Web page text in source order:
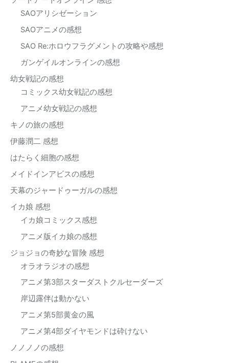
SAOアリシゼーション
SAOアニメの感想
SAO Re:ホロウフラグメントの攻略や感想
ガンゲイルオンラインの感想
幼女戦記の感想
コミックス幼女戦記の感想
アニメ幼女戦記の感想
キノの旅の感想
伊藤潤二 感想
はたらく細胞の感想
メイドインアビスの感想
天幕のジャードゥーガルの感想
イカ娘 感想
イカ娘コミックス感想
アニメ版イカ娘の感想
ジョジョの奇妙な冒険 感想
オラオラジオの感想
アニメ第3部スターダストクルセーダーズ
岸辺露伴は動かない
アニメ第5部黄金の風
アニメ第4部ダイヤモンドは砕けない
ノノノノの感想